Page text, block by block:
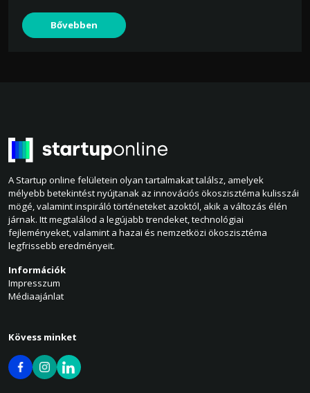
Bővebben
A Startup online felületein olyan tartalmakat találsz, amelyek
mélyebb betekintést nyújtanak az innovációs ökoszisztéma kulisszái
mögé, valamint inspiráló történeteket azoktól, akik a változás élén
járnak. Itt megtalálod a legújabb trendeket, technológiai
fejleményeket, valamint a hazai és nemzetközi ökoszisztéma
legfrissebb eredményeit.
Információk
Impresszum
Médiaajánlat
Kövess minket